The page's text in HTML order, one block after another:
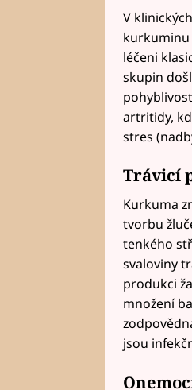
V
kurkuminu
léčeni
skupin
artritidy,
stres
Trávicí
Kurkuma
tvorbu
tenkého
svaloviny
produkci
množení
jsou